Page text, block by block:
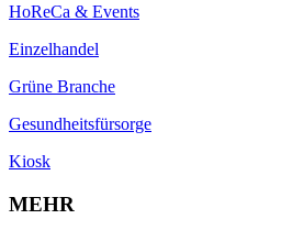
HoReCa & Events
Einzelhandel
Grüne Branche
Gesundheitsfürsorge
Kiosk
MEHR